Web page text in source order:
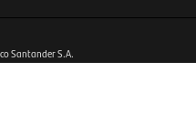
Santander S.A.